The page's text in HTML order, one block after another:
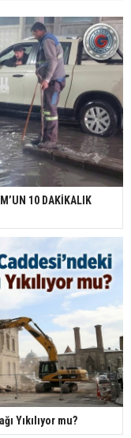
10 DAKİKALIK
Yıkılıyor mu?